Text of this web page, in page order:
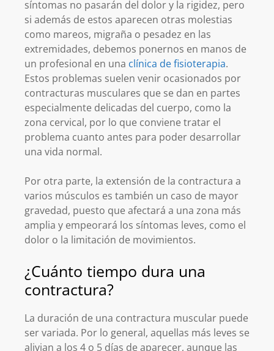
síntomas no pasarán del dolor y la rigidez, pero
si además de estos aparecen otras molestias
como mareos, migraña o pesadez en las
extremidades, debemos ponernos en manos de
un profesional en una clínica de fisioterapia.
Estos problemas suelen venir ocasionados por
contracturas musculares que se dan en partes
especialmente delicadas del cuerpo, como la
zona cervical, por lo que conviene tratar el
problema cuanto antes para poder desarrollar
una vida normal.
Por otra parte, la extensión de la contractura a
varios músculos es también un caso de mayor
gravedad, puesto que afectará a una zona más
amplia y empeorará los síntomas leves, como el
dolor o la limitación de movimientos.
¿Cuánto tiempo dura una
contractura?
La duración de una contractura muscular puede
ser variada. Por lo general, aquellas más leves se
alivian a los 4 o 5 días de aparecer, aunque las